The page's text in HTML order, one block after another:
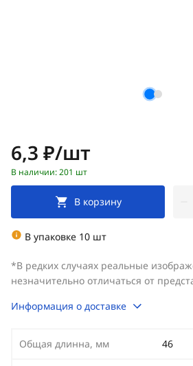
Цена:
6,3 ₽/шт
В наличии: 201 шт
В корзину
В упаковке 10 шт
*В редких случаях реальные
незначительно отличаться от
Информация о доставке
Общая длинна, мм 46